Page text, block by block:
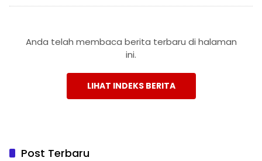
Anda telah membaca berita terbaru di halaman
ini.
LIHAT INDEKS BERITA
Post Terbaru